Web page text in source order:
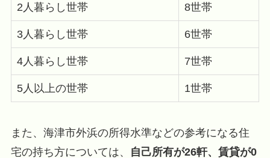
2人暮らし世帯 8世帯
3人暮らし世帯 6世帯
4人暮らし世帯 7世帯
5人以上の世帯 1世帯
また、海津市外浜の所得水準などの参考になる住
宅の持ち方については、
自己所有が26軒、賃貸が0